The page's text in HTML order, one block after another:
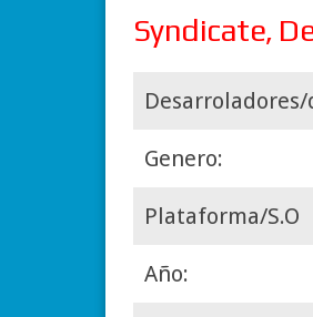
Syndicate,
Genero:
Plataforma/S.O
Año: